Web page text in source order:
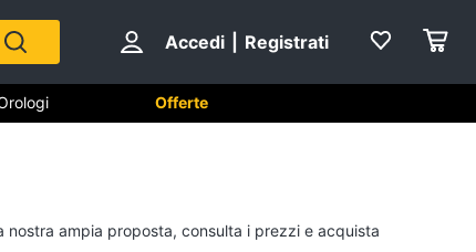
Accedi Registrati
Offerte
ampia proposta, consulta i prezzi e acquista